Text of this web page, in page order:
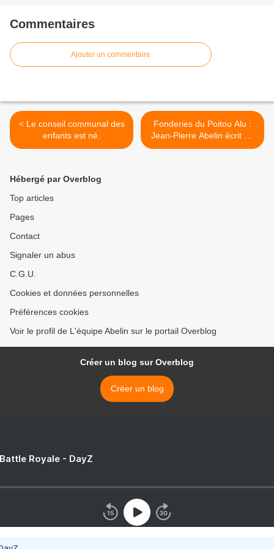
Commentaires
Ajouter un commentaire
< Le conseil communal des
enfants est né.
Fonderies du Poitou Alu :
Jean-Pierre Abelin écrit au
Président de la République
Hébergé par Overblog
Top articles
Pages
Contact
Signaler un abus
C.G.U.
Cookies et données personnelles
Préférences cookies
Voir le profil de L'équipe Abelin sur le portail Overblog
Créer un blog sur Overblog
Créer un blog
Royale - DayZ